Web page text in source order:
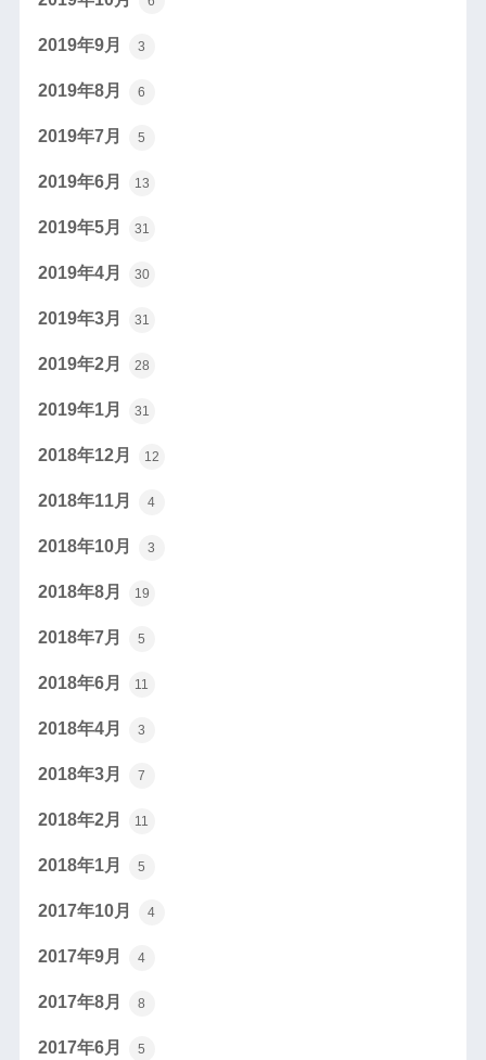
2019年9月 3
2019年8月 6
2019年7月 5
2019年6月 13
2019年5月 31
2019年4月 30
2019年3月 31
2019年2月 28
2019年1月 31
2018年12月 12
2018年11月 4
2018年10月 3
2018年8月 19
2018年7月 5
2018年6月 11
2018年4月 3
2018年3月 7
2018年2月 11
2018年1月 5
2017年10月 4
2017年9月 4
2017年8月 8
2017年6月 5